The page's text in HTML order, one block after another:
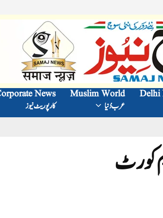
Delhi
Muslim World
عرب دُنیا
News
کارپوریٹ نیوز
کورٹ